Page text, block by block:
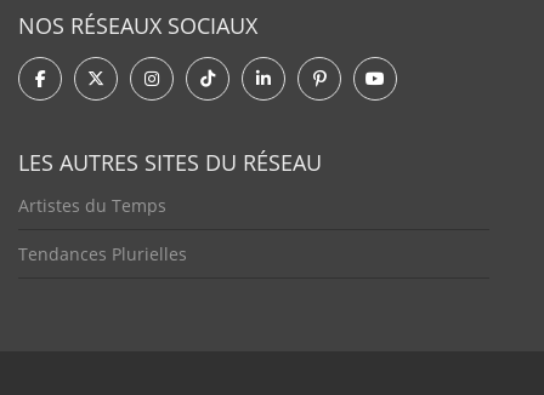
NOS RÉSEAUX SOCIAUX
LES AUTRES SITES DU RÉSEAU
Artistes du Temps
Tendances Plurielles